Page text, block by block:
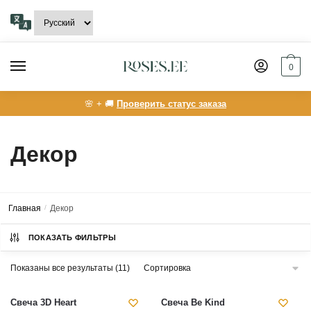
navigation
content
0
🌸 + 🚚 Проверить статус заказа
Декор
Главная / Декор
ПОКАЗАТЬ ФИЛЬТРЫ
Показаны все результаты (11)
Свеча 3D Heart Свеча Be Kind